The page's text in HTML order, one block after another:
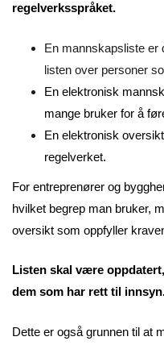
regelverksspråket.
En mannskapsliste er
listen over personer
En elektronisk
mange bruker for å
En elektronisk
regelverket.
For entreprenører og
hvilket begrep man bruker,
oversikt som oppfyller
Listen skal være
dem som har rett til
Dette er også grunnen til at